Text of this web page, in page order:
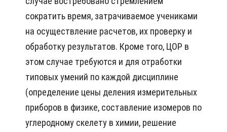
сократить время, затрачиваемое учениками
на осуществление расчетов, их проверку и
обработку результатов. Кроме того, ЦОР в
этом случае требуются и для отработки
типовых умений по каждой дисциплине
(определение цены деления измерительных
приборов в физике, составление изомеров по
углеродному скелету в химии, решение